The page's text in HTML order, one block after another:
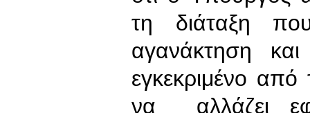
τη διάταξη
αγανάκτηση
εγκεκριμένο
να αλλάζει